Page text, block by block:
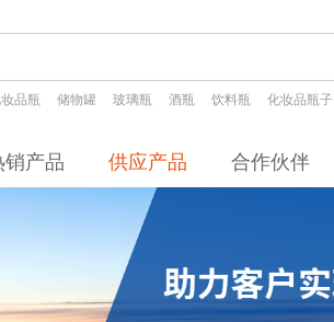
品瓶 储物罐 玻璃瓶 酒瓶 饮料瓶 化妆品瓶子
销产品 供应产品 合作伙伴